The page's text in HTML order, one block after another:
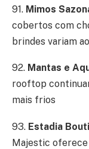
91. Mimos
cobertos com
brindes variam
92. Mantas e
rooftop
mais frios
93. Estadia
Majestic